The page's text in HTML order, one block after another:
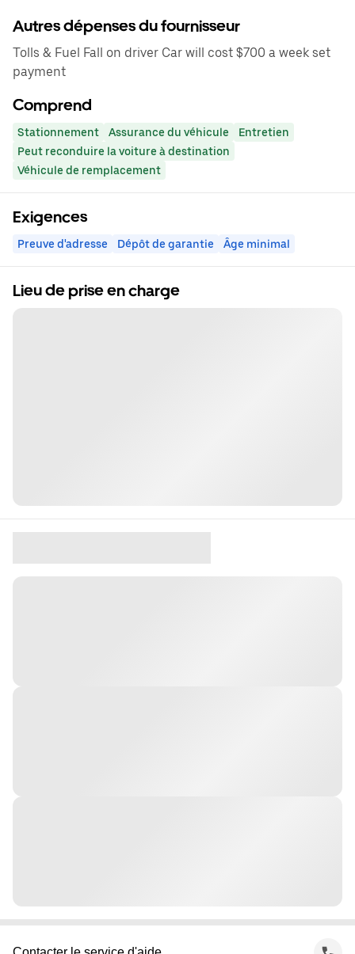
Autres dépenses du fournisseur
Tolls & Fuel Fall on driver Car will cost $700 a week set
payment
Comprend
Stationnement Assurance du véhicule
Entretien
Peut reconduire la voiture à destination
Véhicule de remplacement
Exigences
Preuve d'adresse Dépôt de garantie Âge minimal
Lieu de prise en charge